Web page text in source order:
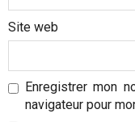
Site web
Enregistrer mon
navigateur pour